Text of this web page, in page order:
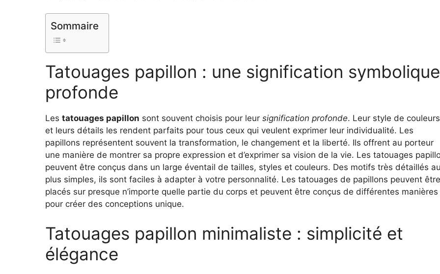
Sommaire
Tatouages papillon : une signification symbolique
profonde
Les tatouages papillon sont souvent choisis pour leur signification profonde. Leur style de couleurs
et leurs détails les rendent parfaits pour tous ceux qui veulent exprimer leur individualité. Les
papillons représentent souvent la transformation, le changement et la liberté. Ils offrent au porteur
une manière de montrer sa propre expression et d’exprimer sa vision de la vie. Les tatouages
peuvent être conçus dans un large éventail de tailles, styles et couleurs. Des motifs très détaillés
plus simples, ils sont faciles à adapter à votre personnalité. Les tatouages de papillons peuvent être
placés sur presque n’importe quelle partie du corps et peuvent être conçus de différentes manières
pour créer des conceptions unique.
Tatouages papillon minimaliste : simplicité et
élégance